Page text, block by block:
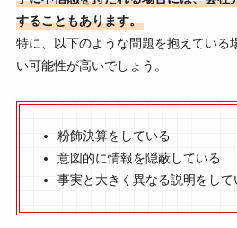
することもあります。
特に、以下のような問題を抱えている
い可能性が高いでしょう。
粉飾決算をしている
意図的に情報を隠蔽している
事実と大きく異なる説明をして